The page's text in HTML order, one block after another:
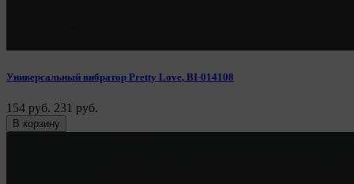
Универсальный вибратор Pretty Love, BI-014108
154 руб. 231 руб.
В корзину